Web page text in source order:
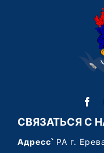
СВЯЗАТЬСЯ С
Адресс՝РА г.